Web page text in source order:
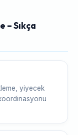
Sıkça
yiyecek